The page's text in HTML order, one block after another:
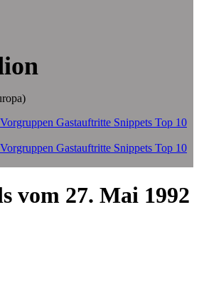
Vorgruppen Gastauftritte Snippets Top 10
Vorgruppen Gastauftritte Snippets Top 10
vom 27. Mai 1992